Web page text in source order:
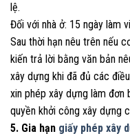
lệ.
Đối với nhà ở: 15 ngày làm
Sau thời hạn nêu trên nếu
kiến trả lời bằng văn bản
xây dựng khi đã đủ các
xin phép xây dựng làm đơn
quyền khởi công xây dựng
5. Gia hạn giấy phép xây